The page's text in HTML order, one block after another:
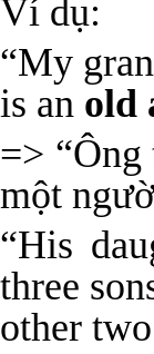
Ví dụ:
“My
is an old
=>
một
“His
three
other